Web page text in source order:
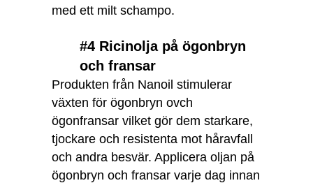
med ett milt schampo.
#4 Ricinolja på ögonbryn
och fransar
Produkten från Nanoil stimulerar
växten för ögonbryn ovch
ögonfransar vilket gör dem starkare,
tjockare och resistenta mot håravfall
och andra besvär. Applicera oljan på
ögonbryn och fransar varje dag innan